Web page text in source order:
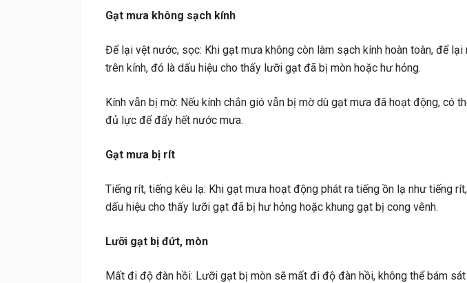
Gạt mưa không sạch kính
Để lại vệt nước, sọc: Khi gạt mưa không còn làm sạch kính hoàn toàn, để
trên kính, đó là dấu hiệu cho thấy lưỡi gạt đã bị mòn hoặc hư hỏng.
Kính vẫn bị mờ: Nếu kính chắn gió vẫn bị mờ dù gạt mưa đã hoạt động, có
đủ lực để đẩy hết nước mưa.
Gạt mưa bị rít
Tiếng rít, tiếng kêu lạ: Khi gạt mưa hoạt động phát ra tiếng ồn lạ như tiếng
dấu hiệu cho thấy lưỡi gạt đã bị hư hỏng hoặc khung gạt bị cong vênh.
Lưỡi gạt bị đứt, mòn
Mất đi độ đàn hồi: Lưỡi gạt bị mòn sẽ mất đi độ đàn hồi, không thể bám